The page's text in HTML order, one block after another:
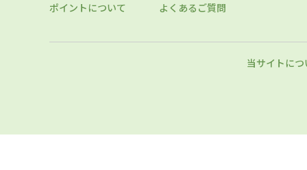
ポイントについて
よくあるご質問
当サイトにつ